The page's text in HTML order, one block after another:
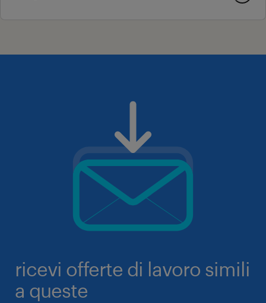
ricevi offerte di lavoro simili
a queste